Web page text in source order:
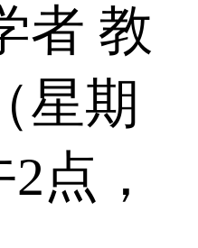
者 教
星期
点，